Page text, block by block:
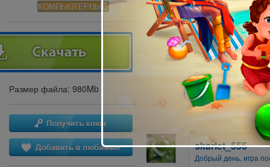
КОМПЬЮТЕРНЫЕ
Размер файла: 980Mb
Для получения
выполнить действия:
Нажмите
Введите в строке
После этого в
сведения...".
Полученный
support@nevosoft.ru
https://
skarlet_555
Добрый день, игра